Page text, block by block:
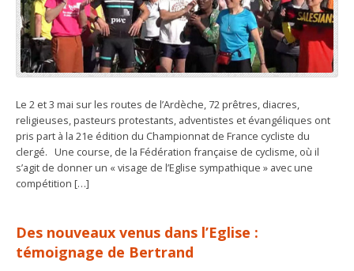
Le 2 et 3 mai sur les routes de l’Ardèche, 72 prêtres, diacres,
religieuses, pasteurs protestants, adventistes et évangéliques ont
pris part à la 21e édition du Championnat de France cycliste du
clergé. Une course, de la Fédération française de cyclisme, où il
s’agit de donner un « visage de l’Eglise sympathique » avec une
compétition […]
Des nouveaux venus dans l’Eglise :
témoignage de Bertrand